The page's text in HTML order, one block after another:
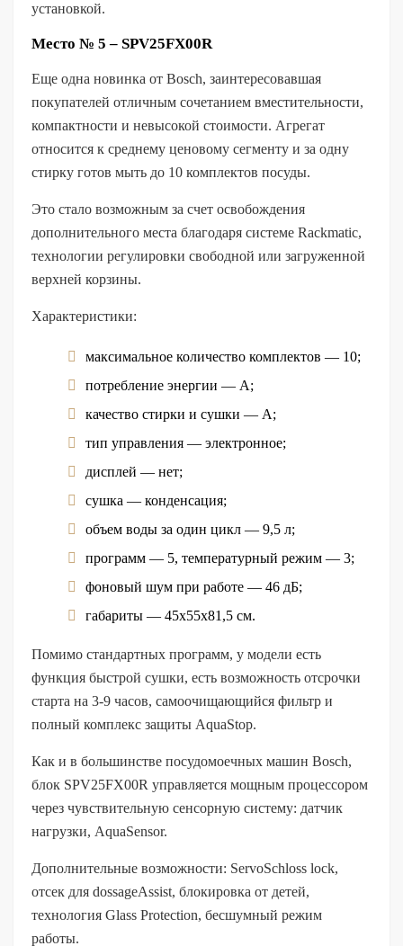
установкой.
Место № 5 – SPV25FX00R
Еще одна новинка от Bosch, заинтересовавшая
покупателей отличным сочетанием вместительности,
компактности и невысокой стоимости. Агрегат
относится к среднему ценовому сегменту и за одну
стирку готов мыть до 10 комплектов посуды.
Это стало возможным за счет освобождения
дополнительного места благодаря системе Rackmatic,
технологии регулировки свободной или загруженной
верхней корзины.
Характеристики:
максимальное количество комплектов — 10;
потребление энергии — А;
качество стирки и сушки — А;
тип управления — электронное;
дисплей — нет;
сушка — конденсация;
объем воды за один цикл — 9,5 л;
программ — 5, температурный режим — 3;
фоновый шум при работе — 46 дБ;
габариты — 45х55х81,5 см.
Помимо стандартных программ, у модели есть
функция быстрой сушки, есть возможность отсрочки
старта на 3-9 часов, самоочищающийся фильтр и
полный комплекс защиты AquaStop.
Как и в большинстве посудомоечных машин Bosch,
блок SPV25FX00R управляется мощным процессором
через чувствительную сенсорную систему: датчик
нагрузки, AquaSensor.
Дополнительные возможности: ServoSchloss lock,
отсек для dossageAssist, блокировка от детей,
технология Glass Protection, бесшумный режим
работы.